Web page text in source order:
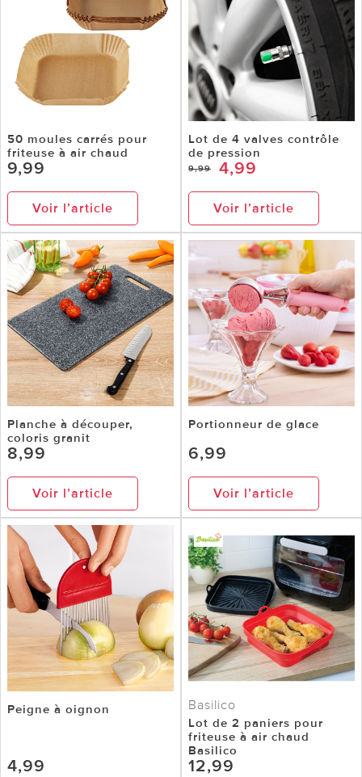
50 moules carrés pour
friteuse à air chaud
9,99
Voir l’article
Lot de 4 valves contrôle
de pression
9,99 4,99
Voir l’article
Planche à découper,
coloris granit
8,99
Voir l’article
Portionneur de glace
6,99
Voir l’article
Peigne à oignon
4,99
Basilico
Lot de 2 paniers pour
friteuse à air chaud
Basilico
12,99